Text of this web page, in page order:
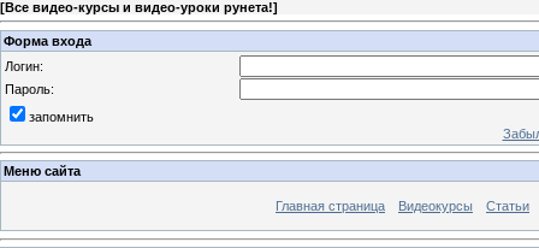
[Все видео-курсы и видео-уроки рунета!]
Форма входа
Логин:
Пароль:
запомнить
Меню сайта
Главная страница Видеокурсы Статьи